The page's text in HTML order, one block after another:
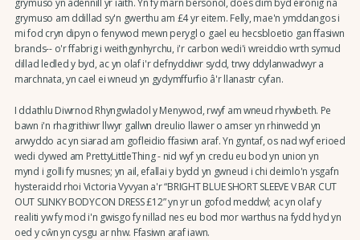
grymuso yn adennill yr iaith. Yn fy marn bersonol, does dim byd eironig na
grymuso am ddillad sy'n gwerthu am £4 yr eitem. Felly, mae'n ymddangos i
mi fod cryn dipyn o fenywod mewn perygl o gael eu hecsbloetio gan ffasiwn
brands-- o'r ffabrig i weithgynhyrchu, i'r carbon wedi'i wreiddio wrth symud
dillad ledled y byd, ac yn olaf i'r defnyddiwr sydd, trwy ddylanwadwyr a
marchnata, yn cael ei wneud yn gydymffurfio â'r llanastr cyfan.
I ddathlu Diwrnod Rhyngwladol y Menywod, rwyf am wneud rhywbeth. Pe
bawn i'n rhagrithiwr llwyr gallwn dreulio llawer o amser yn rhinwedd yn
arwyddo ac yn siarad am gofleidio ffasiwn araf. Yn gyntaf, os nad wyf erioed
wedi clywed am PrettyLittleThing - nid wyf yn credu eu bod yn union yn
mynd i golli fy musnes; yn ail, efallai y bydd yn gwneud i chi deimlo'n ysgafn
hysteraidd rhoi Victoria Vyvyan a'r “BRIGHT BLUE SHORT SLEEVE V BAR CUT
OUT SLINKY BODYCON DRESS £12” yn yr un gofod meddwl; ac yn olaf y
realiti yw fy mod i'n gwisgo fy nillad nes eu bod mor warthus na fydd hyd yn
oed y cŵn yn cysgu ar nhw. Ffasiwn araf iawn.